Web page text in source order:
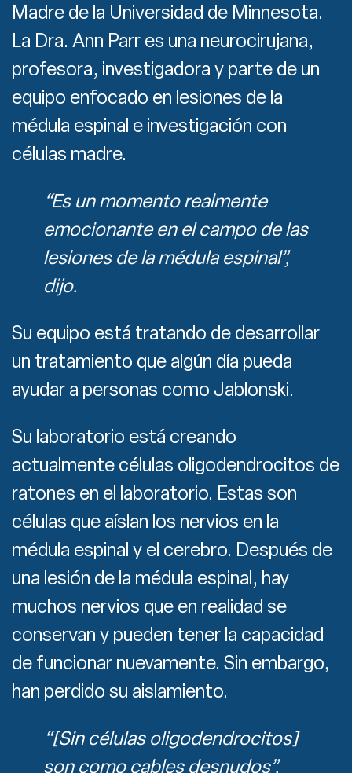
Madre de la Universidad de Minnesota.
La Dra. Ann Parr es una neurocirujana,
profesora, investigadora y parte de un
equipo enfocado en lesiones de la
médula espinal e investigación con
células madre.
“Es un momento realmente
emocionante en el campo de las
lesiones de la médula espinal”,
dijo.
Su equipo está tratando de desarrollar
un tratamiento que algún día pueda
ayudar a personas como Jablonski.
Su laboratorio está creando
actualmente células oligodendrocitos de
ratones en el laboratorio. Estas son
células que aíslan los nervios en la
médula espinal y el cerebro. Después de
una lesión de la médula espinal, hay
muchos nervios que en realidad se
conservan y pueden tener la capacidad
de funcionar nuevamente. Sin embargo,
han perdido su aislamiento.
“[Sin células oligodendrocitos]
son como cables desnudos”,